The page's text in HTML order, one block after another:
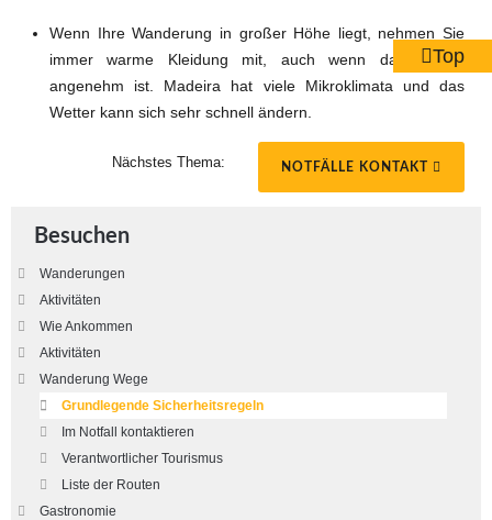
Wenn Ihre Wanderung in großer Höhe liegt, nehmen Sie
immer warme Kleidung mit, auch wenn das Wetter
angenehm ist. Madeira hat viele Mikroklimata und das
Wetter kann sich sehr schnell ändern.
Nächstes Thema: NOTFÄLLE KONTAKT
Besuchen
Wanderungen
Aktivitäten
Wie Ankommen
Aktivitäten
Wanderung Wege
Grundlegende Sicherheitsregeln
Im Notfall kontaktieren
Verantwortlicher Tourismus
Liste der Routen
Gastronomie
Top